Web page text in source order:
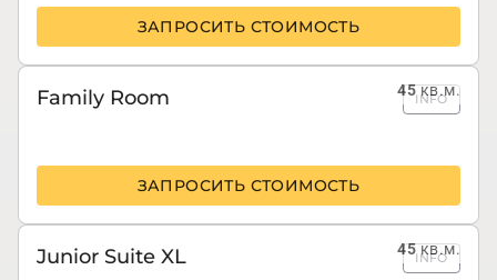
ЗАПРОСИТЬ СТОИМОСТЬ
45кв.м.
Family Room INFO
ЗАПРОСИТЬ СТОИМОСТЬ
45кв.м.
Junior Suite XL INFO